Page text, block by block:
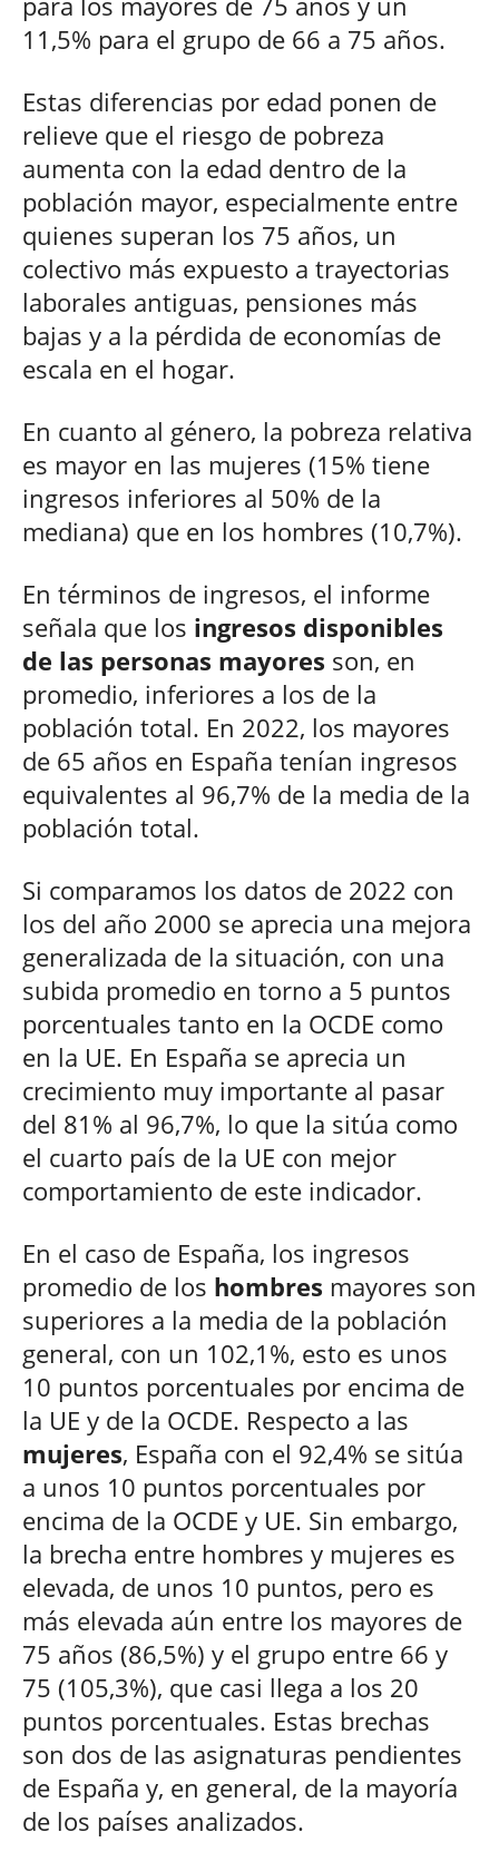
11,5% para el grupo de 66 a 75 años.
Estas diferencias por edad ponen de
relieve que el riesgo de pobreza
aumenta con la edad dentro de la
población mayor, especialmente entre
quienes superan los 75 años, un
colectivo más expuesto a trayectorias
laborales antiguas, pensiones más
bajas y a la pérdida de economías de
escala en el hogar.
En cuanto al género, la pobreza relativa
es mayor en las mujeres (15% tiene
ingresos inferiores al 50% de la
mediana) que en los hombres (10,7%).
En términos de ingresos, el informe
señala que los ingresos disponibles
de las personas mayores son, en
promedio, inferiores a los de la
población total. En 2022, los mayores
de 65 años en España tenían ingresos
equivalentes al 96,7% de la media de la
población total.
Si comparamos los datos de 2022 con
los del año 2000 se aprecia una mejora
generalizada de la situación, con una
subida promedio en torno a 5 puntos
porcentuales tanto en la OCDE como
en la UE. En España se aprecia un
crecimiento muy importante al pasar
del 81% al 96,7%, lo que la sitúa como
el cuarto país de la UE con mejor
comportamiento de este indicador.
En el caso de España, los ingresos
promedio de los hombres mayores son
superiores a la media de la población
general, con un 102,1%, esto es unos
10 puntos porcentuales por encima de
la UE y de la OCDE. Respecto a las
mujeres, España con el 92,4% se sitúa
a unos 10 puntos porcentuales por
encima de la OCDE y UE. Sin embargo,
la brecha entre hombres y mujeres es
elevada, de unos 10 puntos, pero es
más elevada aún entre los mayores de
75 años (86,5%) y el grupo entre 66 y
75 (105,3%), que casi llega a los 20
puntos porcentuales. Estas brechas
son dos de las asignaturas pendientes
de España y, en general, de la mayoría
de los países analizados.